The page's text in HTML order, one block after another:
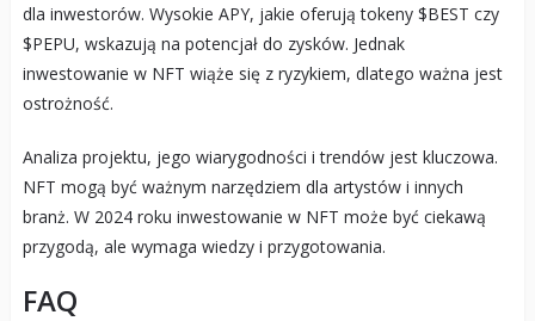
dla inwestorów. Wysokie APY, jakie oferują tokeny $BEST czy
$PEPU, wskazują na potencjał do zysków. Jednak
inwestowanie w NFT wiąże się z ryzykiem, dlatego ważna jest
ostrożność.
Analiza projektu, jego wiarygodności i trendów jest kluczowa.
NFT mogą być ważnym narzędziem dla artystów i innych
branż. W 2024 roku inwestowanie w NFT może być ciekawą
przygodą, ale wymaga wiedzy i przygotowania.
FAQ